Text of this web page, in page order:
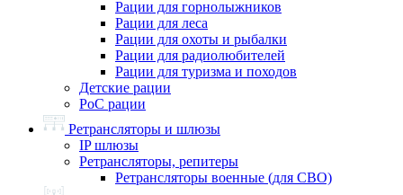
Рации для горнолыжников
Рации для леса
Рации для охоты и рыбалки
Рации для радиолюбителей
Рации для туризма и походов
Детские рации
PoC рации
Ретрансляторы и шлюзы
IP шлюзы
Ретрансляторы, репитеры
Ретрансляторы военные (для СВО)